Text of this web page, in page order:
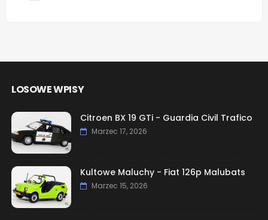
LOSOWE WPISY
Citroen BX 19 GTi - Guardia Civil Trafico
Marzec 17, 2026
Kultowe Maluchy - Fiat 126p Malubats
Marzec 15, 2026